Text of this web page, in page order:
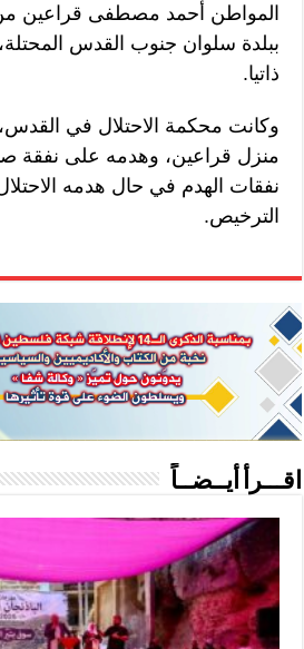
المواطن أحمد مصطفى قراعين
ببلدة سلوان جنوب القدس
ذاتيا.
وكانت محكمة الاحتلال في
منزل قراعين، وهدمه على نفقة
نفقات الهدم في حال هدمه
الترخيص.
اقـــرأ أيــضــاً